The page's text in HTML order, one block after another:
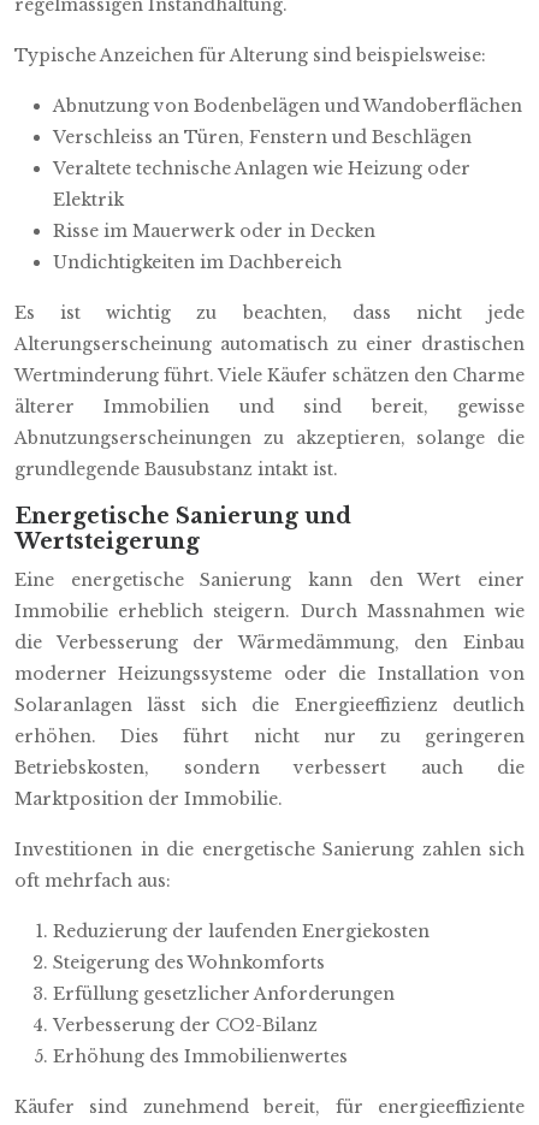
regelmässigen Instandhaltung.
Typische Anzeichen für Alterung sind beispielsweise:
Abnutzung von Bodenbelägen und Wandoberflächen
Verschleiss an Türen, Fenstern und Beschlägen
Veraltete technische Anlagen wie Heizung oder
Elektrik
Risse im Mauerwerk oder in Decken
Undichtigkeiten im Dachbereich
Es ist wichtig zu beachten, dass nicht jede
Alterungserscheinung automatisch zu einer drastischen
Wertminderung führt. Viele Käufer schätzen den Charme
älterer Immobilien und sind bereit, gewisse
Abnutzungserscheinungen zu akzeptieren, solange die
grundlegende Bausubstanz intakt ist.
Energetische Sanierung und
Wertsteigerung
Eine energetische Sanierung kann den Wert einer
Immobilie erheblich steigern. Durch Massnahmen wie
die Verbesserung der Wärmedämmung, den Einbau
moderner Heizungssysteme oder die Installation von
Solaranlagen lässt sich die Energieeffizienz deutlich
erhöhen. Dies führt nicht nur zu geringeren
Betriebskosten, sondern verbessert auch die
Marktposition der Immobilie.
Investitionen in die energetische Sanierung zahlen sich
oft mehrfach aus:
Reduzierung der laufenden Energiekosten
Steigerung des Wohnkomforts
Erfüllung gesetzlicher Anforderungen
Verbesserung der CO2-Bilanz
Erhöhung des Immobilienwertes
Käufer sind zunehmend bereit, für energieeffiziente